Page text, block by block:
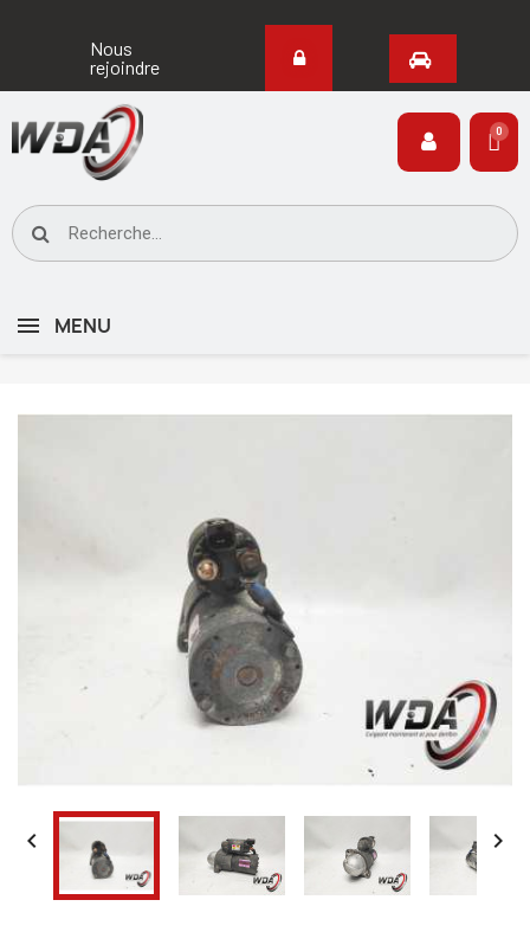
Nous
rejoindre
MENU
 